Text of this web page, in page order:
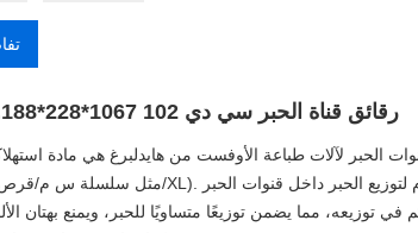
رقائق قناة الحبر سي دي 102 1067*228*0.188 مم، 100 قطعة/كرتون
الحبر لآلات طباعة الأوفست من هايدلبرغ هي مادة
في توزيعه، مما يضمن توزيعًا متساويًا للحبر، ويمنع بهتان